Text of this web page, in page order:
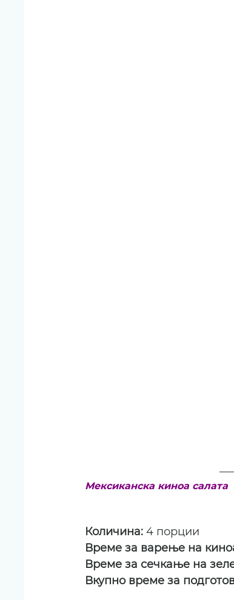
Мексиканска киноа салата
Количина: 4 порции
Време за варење на
Време за сечкање на
Вкупно време за